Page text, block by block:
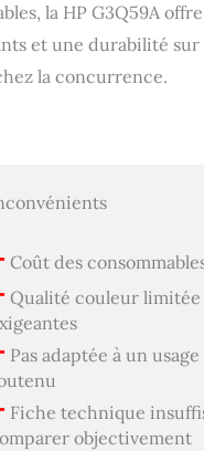
la HP G3Q59A
et une durabilité
la concurrence.
Coût des
Qualité couleur
Pas adaptée à un
Fiche technique
objectivement